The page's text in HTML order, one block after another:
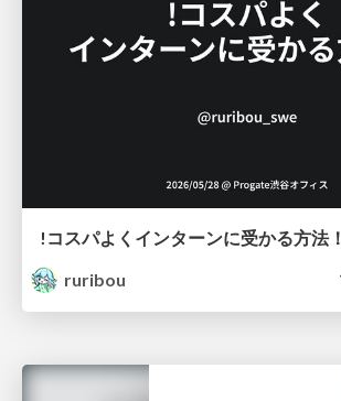
!コスパよくインターンに受かる方法！
ruribou